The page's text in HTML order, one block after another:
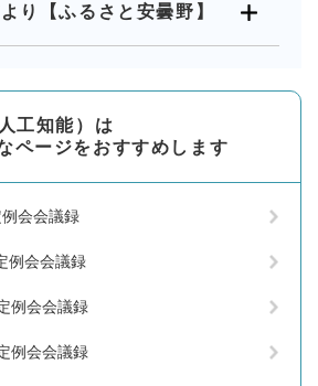
り【ふるさと安曇野】
工知能）は
ページをおすすめします
会会議録
例会会議録
例会会議録
例会会議録